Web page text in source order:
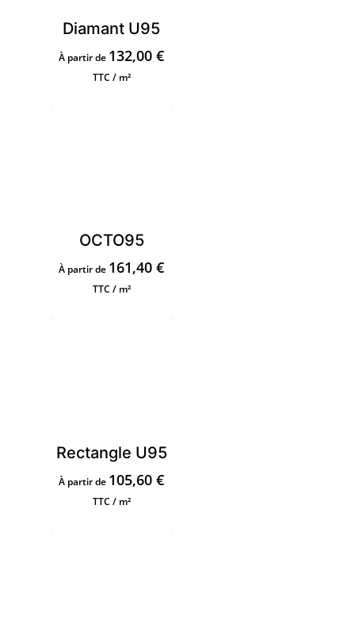
Diamant U95
À partir de 132,00€
TTC / m²
OCTO95
À partir de 161,40€
TTC / m²
Rectangle U95
À partir de 105,60€
TTC / m²